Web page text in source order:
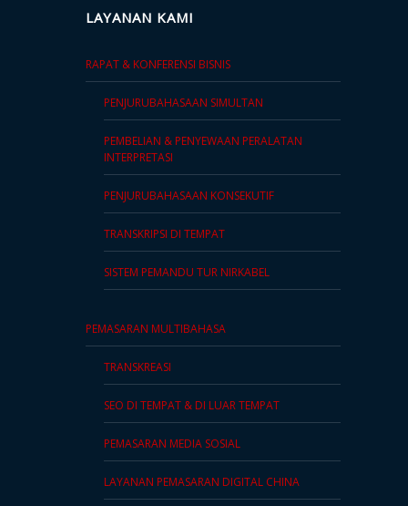
LAYANAN KAMI
RAPAT & KONFERENSI BISNIS
PENJURUBAHASAAN SIMULTAN
PEMBELIAN & PENYEWAAN PERALATAN
INTERPRETASI
PENJURUBAHASAAN KONSEKUTIF
TRANSKRIPSI DI TEMPAT
SISTEM PEMANDU TUR NIRKABEL
PEMASARAN MULTIBAHASA
TRANSKREASI
SEO DI TEMPAT & DI LUAR TEMPAT
PEMASARAN MEDIA SOSIAL
LAYANAN PEMASARAN DIGITAL CHINA